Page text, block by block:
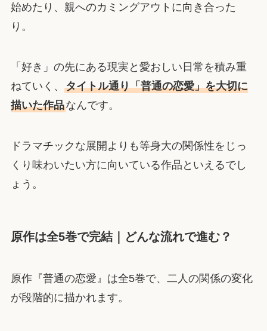
始めたり、親へのカミングアウトに向き合った
り。
「好き」の先にある現実と愛おしい日常を積み重
ねていく、 タイトル通り「普通の恋愛」を大切に
描いた作品なんです。
ドラマチックな展開よりも等身大の関係性をじっ
くり味わいたい方に向いている作品といえるでし
ょう。
原作は全5巻で完結｜どんな流れで進む？
原作『普通の恋愛』は全5巻で、二人の関係の変化
が段階的に描かれます。